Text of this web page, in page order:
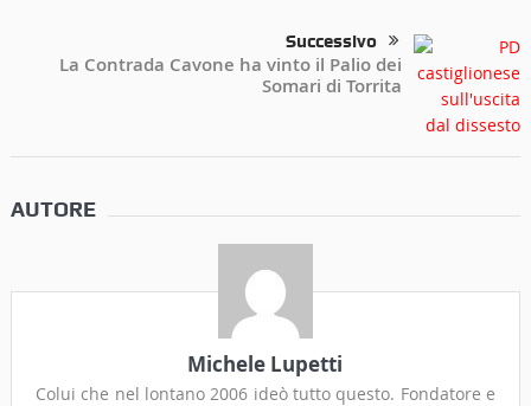
Successivo
La Contrada Cavone ha vinto il Palio dei
Somari di Torrita
AUTORE
Michele Lupetti
Colui che nel lontano 2006 ideò tutto questo. Fondatore e